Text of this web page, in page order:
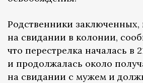
Родственники
на свидании в колонии,
что перестрелка началась в
и продолжалась около
на свидании с мужем и